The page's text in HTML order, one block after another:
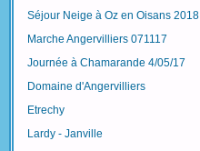
Séjour Neige à Oz en Oisans 2018
Marche Angervilliers 071117
Journée à Chamarande 4/05/17
Domaine d'Angervilliers
Etrechy
Lardy - Janville